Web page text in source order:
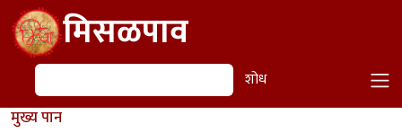
Skip to main contentमिसळपाव
शोध शोध
मुख्य पान